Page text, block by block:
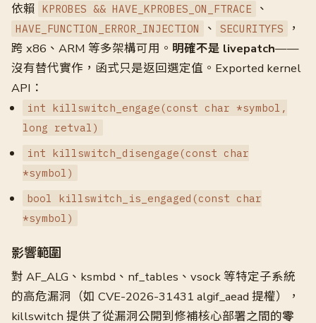
依賴 KPROBES && HAVE_KPROBES_ON_FTRACE 、
HAVE_FUNCTION_ERROR_INJECTION 、 SECURITYFS
，
跨 x86、ARM 等多架構可用。 明確不是 livepatch——
沒有替代實作，函式只是返回選定值。Exported kernel
API：
int killswitch_engage(const char *symbol,
long retval)
int killswitch_disengage(const char
*symbol)
bool killswitch_is_engaged(const char
*symbol)
影響範圍
對 AF_ALG、ksmbd、nf_tables、vsock 等特定子系統
的高危漏洞（如 CVE-2026-31431 algif_aead 提權），
killswitch 提供了從漏洞公開到修補核心部署之間的零